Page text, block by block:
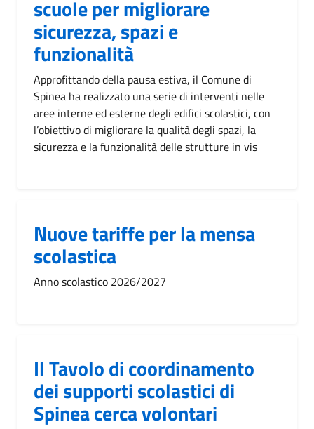
scuole per migliorare
sicurezza, spazi e
funzionalità
Approfittando della pausa estiva, il Comune di
Spinea ha realizzato una serie di interventi nelle
aree interne ed esterne degli edifici scolastici, con
l’obiettivo di migliorare la qualità degli spazi, la
sicurezza e la funzionalità delle strutture in vis
Nuove tariffe per la mensa
scolastica
Anno scolastico 2026/2027
Il Tavolo di coordinamento
dei supporti scolastici di
Spinea cerca volontari